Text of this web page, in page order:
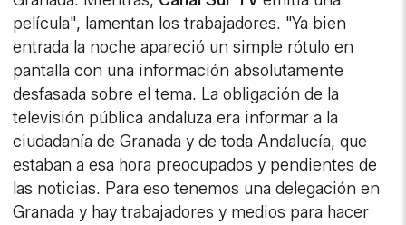
película", lamentan los trabajadores. "Ya bien
entrada la noche apareció un simple rótulo en
pantalla con una información absolutamente
desfasada sobre el tema. La obligación de la
televisión pública andaluza era informar a la
ciudadanía de Granada y de toda Andalucía, que
estaban a esa hora preocupados y pendientes de
las noticias. Para eso tenemos una delegación en
Granada y hay trabajadores y medios para hacer